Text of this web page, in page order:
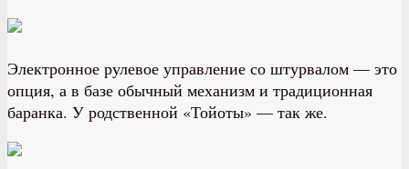
Электронное рулевое управление со штурвалом — это
опция, а в базе обычный механизм и традиционная
баранка. У родственной «Тойоты» — так же.